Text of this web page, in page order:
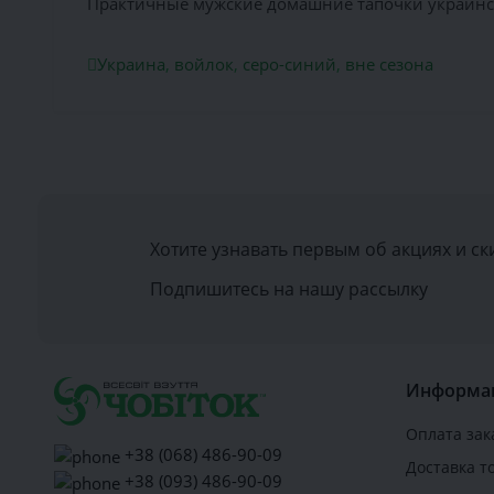
Украина, войлок, серо-синий, вне сезона
Хотите узнавать первым об акциях и
Подпишитесь на нашу рассылку
+38 (068) 486-90-09
+38 (093) 486-90-09
Оплата
Доставка